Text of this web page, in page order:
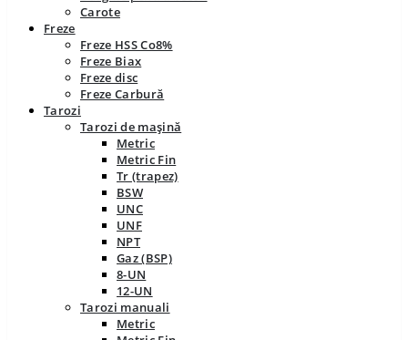
Carote
Freze
Freze HSS Co8%
Freze Biax
Freze disc
Freze Carbură
Tarozi
Tarozi de mașină
Metric
Metric Fin
Tr (trapez)
BSW
UNC
UNF
NPT
Gaz (BSP)
8-UN
12-UN
Tarozi manuali
Metric